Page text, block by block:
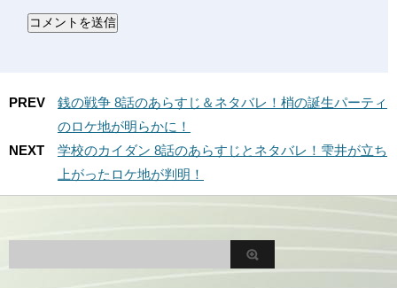
PREV
銭の戦争 8話のあらすじ＆ネタバレ！梢の誕生パーティ
のロケ地が明らかに！
NEXT
学校のカイダン 8話のあらすじとネタバレ！雫井が立ち
上がったロケ地が判明！